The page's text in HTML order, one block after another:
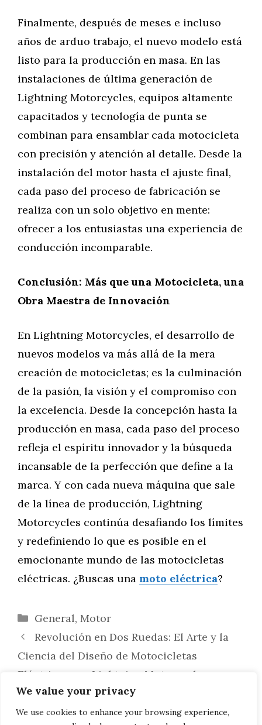
We value your privacy
We use cookies to enhance your browsing experience,
Finalmente, después de meses e incluso
años de arduo trabajo, el nuevo modelo está
listo para la producción en masa. En las
instalaciones de última generación de
Lightning Motorcycles, equipos altamente
capacitados y tecnología de punta se
combinan para ensamblar cada motocicleta
con precisión y atención al detalle. Desde la
instalación del motor hasta el ajuste final,
cada paso del proceso de fabricación se
realiza con un solo objetivo en mente:
ofrecer a los entusiastas una experiencia de
conducción incomparable.
Conclusión: Más que una Motocicleta, una
Obra Maestra de Innovación
En Lightning Motorcycles, el desarrollo de
nuevos modelos va más allá de la mera
creación de motocicletas; es la culminación
de la pasión, la visión y el compromiso con
la excelencia. Desde la concepción hasta la
producción en masa, cada paso del proceso
refleja el espíritu innovador y la búsqueda
incansable de la perfección que define a la
marca. Y con cada nueva máquina que sale
de la línea de producción, Lightning
Motorcycles continúa desafiando los límites
y redefiniendo lo que es posible en el
emocionante mundo de las motocicletas
eléctricas. ¿Buscas una moto eléctrica?
Categorías
General, Motor
Revolución en Dos Ruedas: El Arte y la
Ciencia del Diseño de Motocicletas
Eléctricas por Lightning Motorcycles
Uniendo Pasiones: La Vibrante
Comunidad de Amantes de las Motocicletas